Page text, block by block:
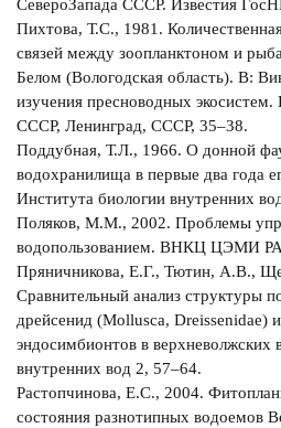
СевероЗапада СССР. Известия
Пихтова, Т.С., 1981.
связей между зоопланктоном и
Белом (Вологодская область). В:
изучения пресноводных
СССР, Ленинград, СССР, 35–38.
Поддубная, Т.Л., 1966. О донной
водохранилища в первые два года
Института биологии внутренних
Поляков, М.М., 2002. Проблемы
водопользованием. ВНКЦ ЦЭМИ
Пряничникова, Е.Г., Тютин, А.В.,
Сравнительный анализ структуры
дрейсенид (Mollusca, Dreissenidae)
эндосимбионтов в
внутренних вод 2, 57–64.
Растопчинова, Е.С., 2004.
состояния разнотипных водоемов